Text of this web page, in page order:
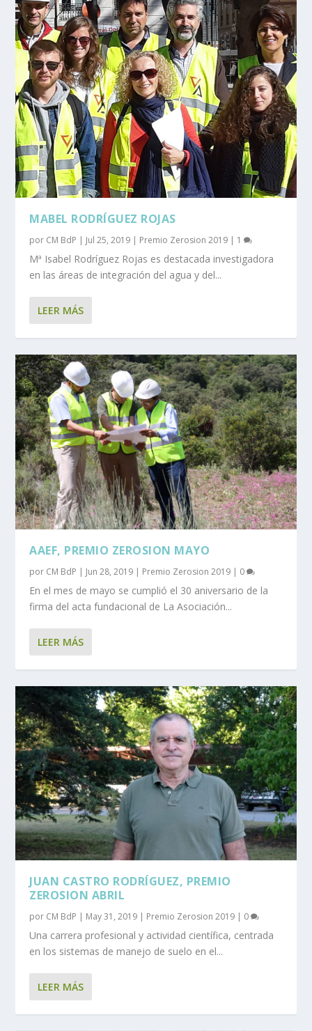
MABEL RODRÍGUEZ ROJAS
por CM BdP | Jul 25, 2019 | Premio Zerosion 2019 | 1
Mª Isabel Rodríguez Rojas es destacada investigadora
en las áreas de integración del agua y del...
LEER MÁS
AAEF, PREMIO ZEROSION MAYO
por CM BdP | Jun 28, 2019 | Premio Zerosion 2019 | 0
En el mes de mayo se cumplió el 30 aniversario de la
firma del acta fundacional de La Asociación...
LEER MÁS
JUAN CASTRO RODRÍGUEZ, PREMIO
ZEROSION ABRIL
por CM BdP | May 31, 2019 | Premio Zerosion 2019 | 0
Una carrera profesional y actividad científica, centrada
en los sistemas de manejo de suelo en el...
LEER MÁS